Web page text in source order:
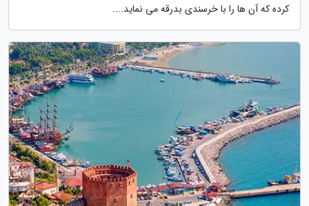
کرده که آن ها را با خرسندی بدرقه می نماید....